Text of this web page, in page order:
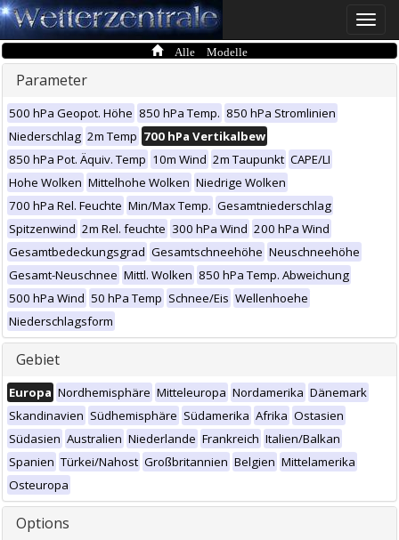
Toggle
Alle Modelle
Parameter
500 hPa Geopot. Höhe 850 hPa Temp. 850 hPa Stromlinien
Niederschlag 2m Temp 700 hPa Vertikalbew
850 hPa Pot. Äquiv. Temp 10m Wind 2m Taupunkt CAPE/LI
Hohe Wolken Mittelhohe Wolken Niedrige Wolken
700 hPa Rel. Feuchte Min/Max Temp. Gesamtniederschlag
Spitzenwind 2m Rel. feuchte 300 hPa Wind 200 hPa Wind
Gesamtbedeckungsgrad Gesamtschneehöhe Neuschneehöhe
Gesamt-Neuschnee Mittl. Wolken 850 hPa Temp. Abweichung
500 hPa Wind 50 hPa Temp Schnee/Eis Wellenhoehe
Niederschlagsform
Gebiet
Europa Nordhemisphäre Mitteleuropa Nordamerika Dänemark
Skandinavien Südhemisphäre Südamerika Afrika Ostasien
Südasien Australien Niederlande Frankreich Italien/Balkan
Spanien Türkei/Nahost Großbritannien Belgien Mittelamerika
Osteuropa
Options